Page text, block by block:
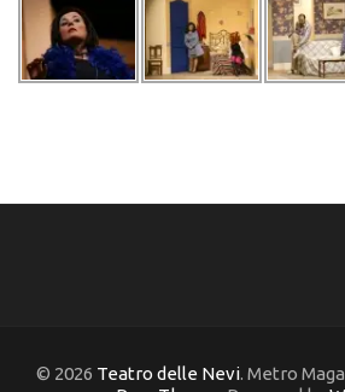
© 2026 Teatro delle Nevi. Metro